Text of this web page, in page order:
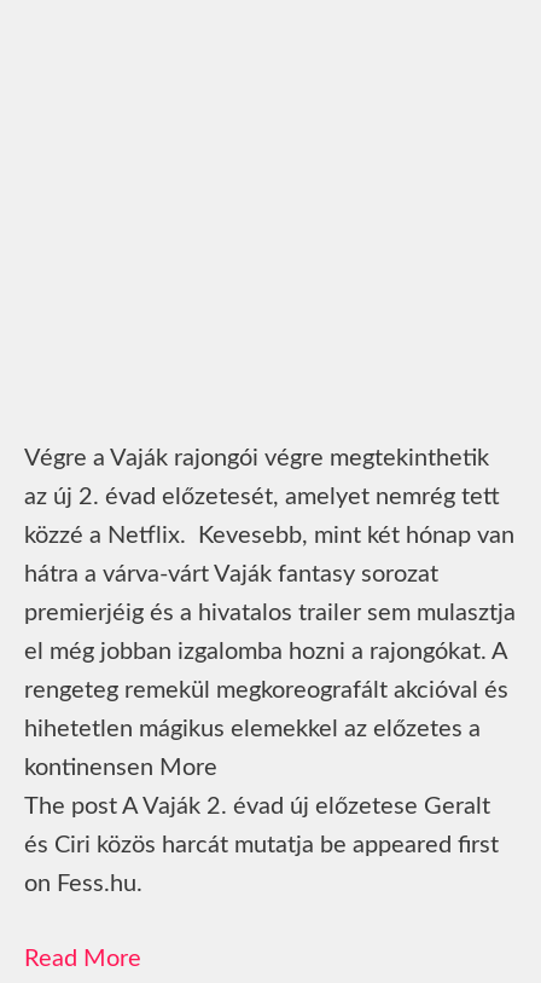
Végre a Vaják rajongói végre megtekinthetik
az új 2. évad előzetesét, amelyet nemrég tett
közzé a Netflix. Kevesebb, mint két hónap van
hátra a várva-várt Vaják fantasy sorozat
premierjéig és a hivatalos trailer sem mulasztja
el még jobban izgalomba hozni a rajongókat. A
rengeteg remekül megkoreografált akcióval és
hihetetlen mágikus elemekkel az előzetes a
kontinensen More
The post A Vaják 2. évad új előzetese Geralt
és Ciri közös harcát mutatja be appeared first
on Fess.hu.
Read More